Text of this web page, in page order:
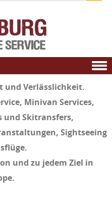
und Verlässlichkeit.
, Minivan Services,
und Skitransfers,
Sightseeing
und zu jedem Ziel in